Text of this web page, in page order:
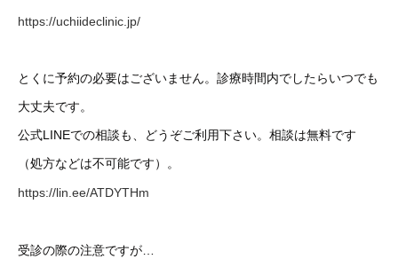
https://uchiideclinic.jp/
とくに予約の必要はございません。診療時間内でしたらいつでも
大丈夫です。
公式LINEでの相談も、どうぞご利用下さい。相談は無料です
（処方などは不可能です）。
https://lin.ee/ATDYTHm
受診の際の注意ですが…